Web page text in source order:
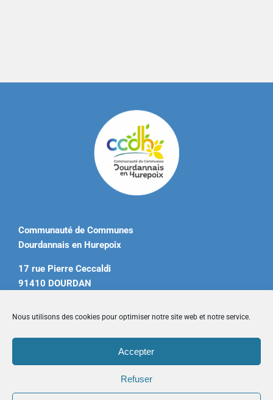
Nous utilisons des cookies pour optimiser notre site web et notre service.
Accepter
Refuser
Communauté de Communes
Dourdannais en Hurepoix
17 rue Pierre Ceccaldi
91410 DOURDAN
contact@ccdourdannais.com
Accueil|Plan du site|Mentions légales|Contactez-nous